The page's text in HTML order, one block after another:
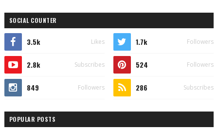
SOCIAL COUNTER
3.5k Likes 1.7k Followers
2.8k Subscribes 524 Followers
849 Followers 286 Subscribes
POPULAR POSTS